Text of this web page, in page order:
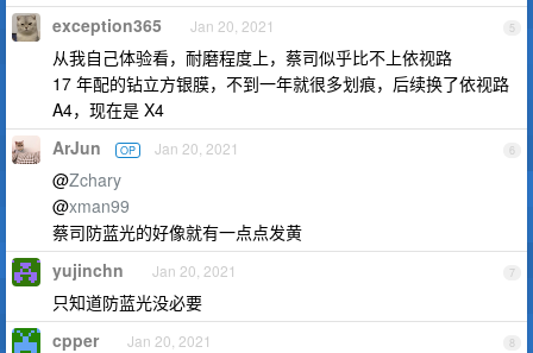
5
exception365 Jan 20, 2021
从我自己体验看，耐磨程度上，蔡司似乎比不上依视路
17 年配的钻立方银膜，不到一年就很多划痕，后续换了依视路
A4，现在是 X4
6
ArJun OP Jan 20, 2021
@Zchary
@xman99
蔡司防蓝光的好像就有一点点发黄
7
yujinchn Jan 20, 2021
只知道防蓝光没必要
8
cpper Jan 20, 2021